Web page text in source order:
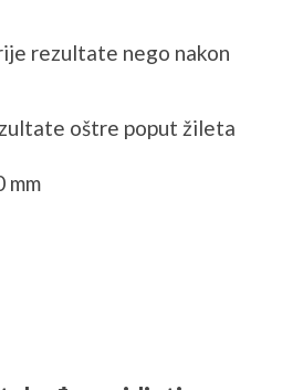
rezultate nego nakon
oštre poput žileta
mm